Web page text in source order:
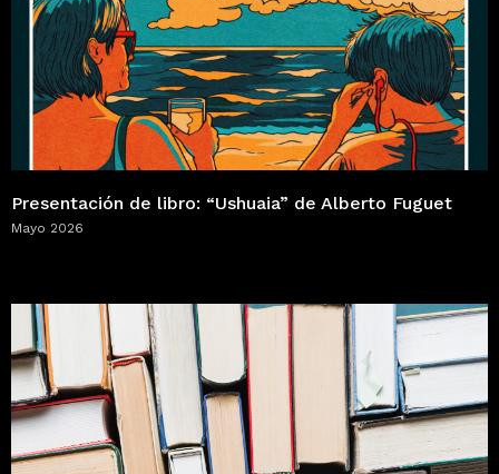
Presentación de libro: “Ushuaia” de Alberto Fuguet
Mayo 2026